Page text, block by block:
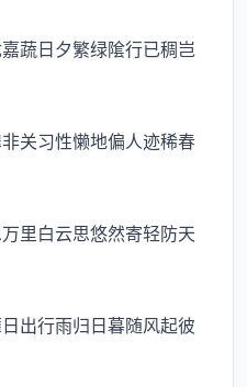
蔬日夕繁绿隂行已稠岂
关习性懒地偏人迹稀春
白云思悠然寄轻防天
行雨归日暮随风起彼